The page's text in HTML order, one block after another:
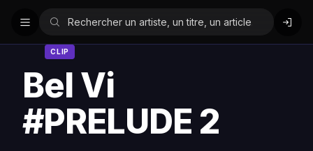
CLIP
Bel Vi
#PRELUDE 2